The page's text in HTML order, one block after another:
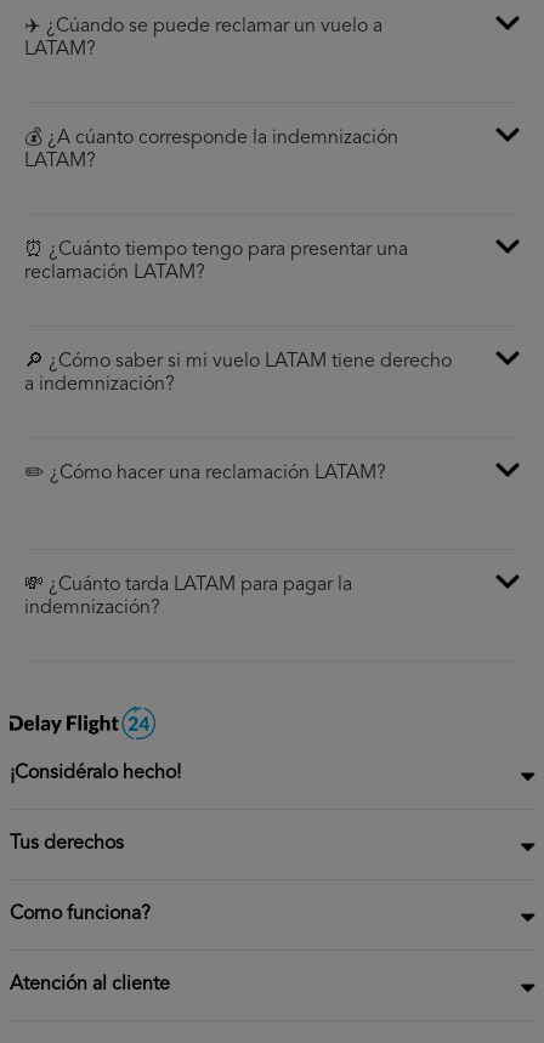
✈️ ¿Cúando se puede reclamar un vuelo a
LATAM?
💰 ¿A cúanto corresponde la indemnización
LATAM?
⏰ ¿Cuánto tiempo tengo para presentar una
reclamación LATAM?
🔎 ¿Cómo saber si mi vuelo LATAM tiene derecho
a indemnización?
✏️ ¿Cómo hacer una reclamación LATAM?
💸 ¿Cuánto tarda LATAM para pagar la
indemnización?
¡Considéralo hecho!
Tus derechos
Como funciona?
Atención al cliente